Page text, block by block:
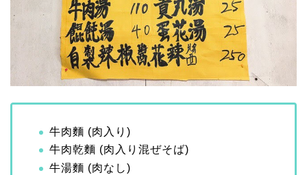
牛肉麵 (肉入り)
牛肉乾麵 (肉入り混ぜそば)
牛湯麵 (肉なし)